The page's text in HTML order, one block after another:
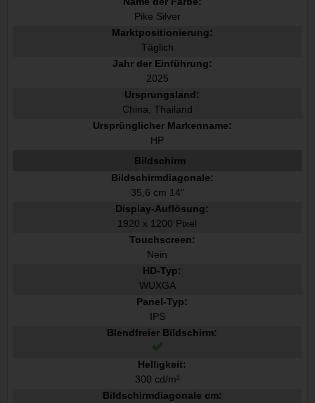
Pike Silver
Marktpositionierung:
Täglich
Jahr der Einführung:
2025
Ursprungsland:
China, Thailand
Ursprünglicher Markenname:
HP
Bildschirm
Bildschirmdiagonale:
35,6 cm 14"
Display-Auflösung:
1920 x 1200 Pixel
Touchscreen:
Nein
HD-Typ:
WUXGA
Panel-Typ:
IPS
Blendfreier Bildschirm:
Helligkeit:
300 cd/m²
Bildschirmdiagonale cm: